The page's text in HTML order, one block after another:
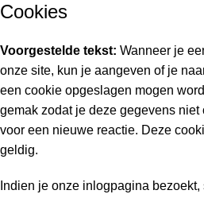
Cookies
Voorgestelde tekst: Wanneer je
onze site, kun je aangeven of je
een cookie opgeslagen mogen
gemak zodat je deze gegevens
voor een nieuwe reactie. Deze
geldig.
Indien je onze inlogpagina